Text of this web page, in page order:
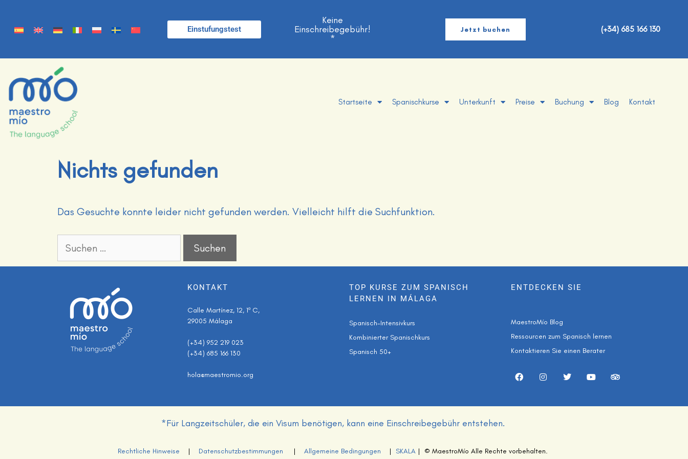
Einstufungstest
Keine
Einschreibegebühr!
*
Jetzt buchen (+34) 685 166 130
Startseite Spanischkurse Unterkunft Preise Buchung Blog Kontakt
Nichts gefunden
Das Gesuchte konnte leider nicht gefunden werden. Vielleicht hilft die Suchfunktion.
KONTAKT
Calle Martínez, 12, 1º C,
29005 Málaga
(+34) 952 219 023
(+34) 685 166 130
hola@maestromio.org
TOP KURSE ZUM SPANISCH
LERNEN IN MÁLAGA
Spanisch-Intensivkurs
Kombinierter Spanischkurs
Spanisch 50+
ENTDECKEN SIE
MaestroMío Blog
Ressourcen zum Spanisch lernen
Kontaktieren Sie einen Berater
*Für Langzeitschüler, die ein Visum benötigen, kann eine Einschreibegebühr entstehen.
Rechtliche Hinweise | Datenschutzbestimmungen | Allgemeine Bedingungen | SKALA | © MaestroMío Alle Rechte vorbehalten.